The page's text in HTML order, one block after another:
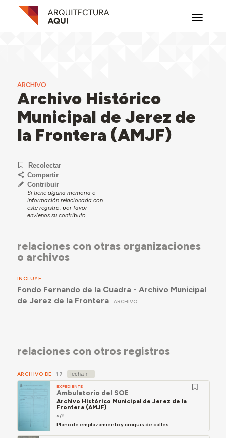
ARCHIVO
Archivo Histórico
Municipal de Jerez de
la Frontera (AMJF)
Recolectar
Compartir
Contribuir
Si tiene alguna memoria o
información relacionada con
este registro, por favor
envíenos su contributo.
relaciones con otras organizaciones
o archivos
INCLUYE
Fondo Fernando de la Cuadra - Archivo Municipal
de Jerez de la Frontera
ARCHIVO
relaciones con otros registros
ARCHIVO DE 17
EXPEDIENTE
Ambulatorio del SOE
Archivo Histórico Municipal de Jerez de la
Frontera (AMJF)
s/f
Plano de emplazamiento y croquis de calles.